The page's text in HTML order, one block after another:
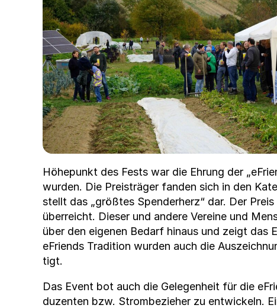
Höhep­unkt des Fests war die Ehrung der
wur­den. Die Preisträger fan­den sich in den
stellt das „größtes Spender­herz“ dar. Der
über­re­icht. Dieser und andere Vere­ine und
über den eige­nen Bedarf hin­aus und zeigt das
eFriends Tra­di­tion wur­den auch die
tigt.
Das Event bot auch die Gele­gen­heit für die
duzen­ten bzw. Strombezieher zu entwick­eln.